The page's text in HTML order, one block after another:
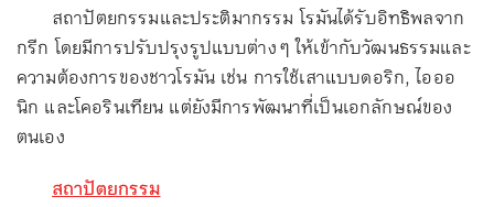
สถาปัตยกรรมและประติมากรรม โรมันได้รับอิทธิพลจาก
กรีก โดยมีการปรับปรุงรูปแบบต่าง ๆ ให้เข้ากับวัฒนธรรมและ
ความต้องการของชาวโรมัน เช่น การใช้เสาแบบดอริก, ไอออ
นิก และโคอรินเทียน แต่ยังมีการพัฒนาที่เป็นเอกลักษณ์ของ
ตนเอง
สถาปัตยกรรม